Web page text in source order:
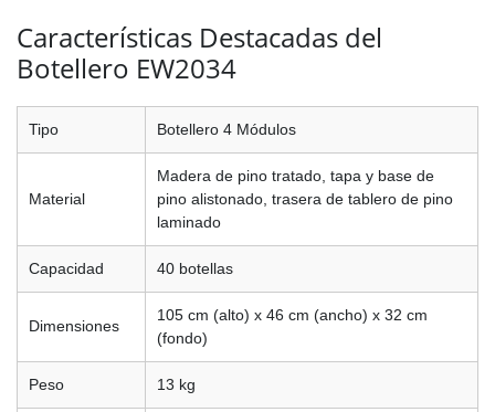
Características Destacadas del
Botellero EW2034
Tipo Botellero 4 Módulos
Material
Madera de pino tratado, tapa y base de
pino alistonado, trasera de tablero de pino
laminado
Capacidad 40 botellas
Dimensiones
105 cm (alto) x 46 cm (ancho) x 32 cm
(fondo)
Peso 13 kg